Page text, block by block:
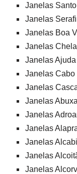
Janelas
Janelas
Janelas Boa
Janelas
Janelas Ajuda
Janelas Cabo
Janelas
Janelas
Janelas
Janelas
Janelas
Janelas
Janelas